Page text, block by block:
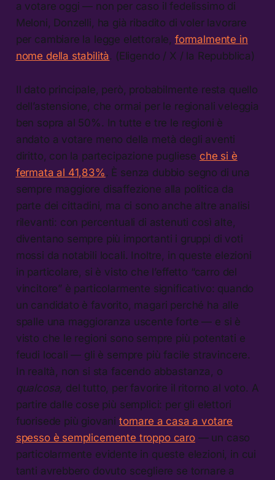
a votare oggi — non per caso il fedelissimo di
Meloni, Donzelli, ha già ribadito di voler lavorare
per cambiare la legge elettorale, formalmente in
nome della stabilità. (Eligendo / X / la Repubblica)
Il dato principale, però, probabilmente resta quello
dell’astensione, che ormai per le regionali veleggia
ben sopra al 50%. In tutte e tre le regioni è
andato a votare meno della metà degli aventi
diritto, con la partecipazione pugliese che si è
fermata al 41,83% . È senza dubbio segno di una
sempre maggiore disaffezione alla politica da
parte dei cittadini, ma ci sono anche altre analisi
rilevanti: con percentuali di astenuti così alte,
diventano sempre più importanti i gruppi di voti
mossi da notabili locali. Inoltre, in queste elezioni
in particolare, si è visto che l’effetto “carro del
vincitore” è particolarmente significativo: quando
un candidato è favorito, magari perché ha alle
spalle una maggioranza uscente forte — e si è
visto che le regioni sono sempre più potentati e
feudi locali — gli è sempre più facile stravincere.
In realtà, non si sta facendo abbastanza, o
qualcosa, del tutto, per favorire il ritorno al voto. A
partire dalle cose più semplici: per gli elettori
fuorisede più giovani tornare a casa a votare
spesso è semplicemente troppo caro— un caso
particolarmente evidente in queste elezioni, in cui
tanti avrebbero dovuto scegliere se tornare a